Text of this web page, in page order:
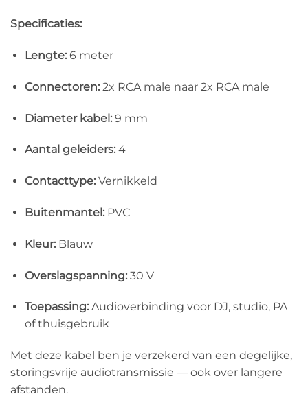
Specificaties:
Lengte:6 meter
Connectoren:2x RCA male naar 2x RCA male
Diameter kabel:9 mm
Aantal geleiders:4
Contacttype:Vernikkeld
Buitenmantel:PVC
Kleur:Blauw
Overslagspanning:30 V
Toepassing:Audioverbinding voor DJ, studio, PA
of thuisgebruik
Met deze kabel ben je verzekerd van een degelijke,
storingsvrije audiotransmissie — ook over langere
afstanden.